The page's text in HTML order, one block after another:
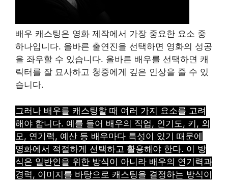
배우 캐스팅은 영화 제작에서 가장 중요한 요소 중
하나입니다. 올바른 출연진을 선택하면 영화의 성공
을 좌우할 수 있습니다. 올바른 배우를 선택하면 캐
릭터를 잘 묘사하고 청중에게 깊은 인상을 줄 수 있
습니다.
그러나 배우를 캐스팅할 때 여러 가지 요소를 고려
해야 합니다. 예를 들어 배우의 직업, 인기도, 키, 외
모, 연기력, 예산 등 배우마다 특성이 있기 때문에
영화에서 적절하게 선택하고 활용해야 한다. 이 방
식은 일반인을 위한 방식이 아니라 배우의 연기력과
경력, 이미지를 바탕으로 캐스팅을 결정하는 방식이